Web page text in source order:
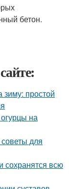
бетон.
простой
на
для
сохранятся всю